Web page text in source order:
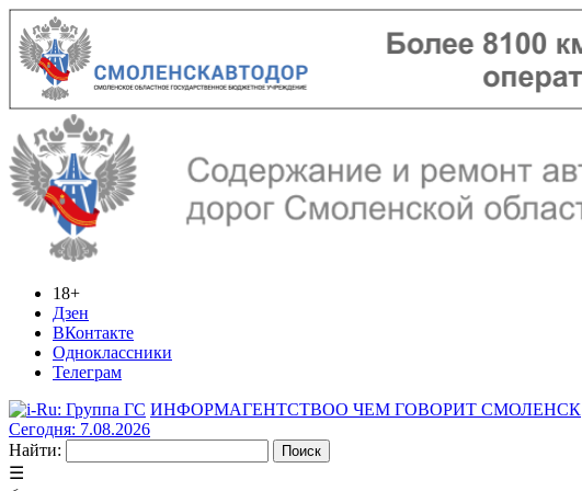
18+
Дзен
ВКонтакте
Одноклассники
Телеграм
ИНФОРМАГЕНТСТВОО ЧЕМ ГОВОРИТ СМОЛЕНСК
Сегодня: 7.08.2026
Найти:
☰